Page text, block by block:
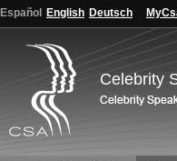
Español English Deutsch
Celebrity